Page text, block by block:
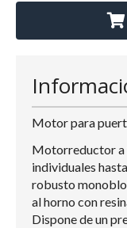
Motor para
Motorreductor a
individuales
robusto
al horno con
Dispone de un